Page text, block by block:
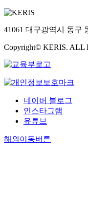
41061 대구광역시 동구
Copyright© KERIS. ALL
네이버 블로그
인스타그램
유튜브
해외이동버튼